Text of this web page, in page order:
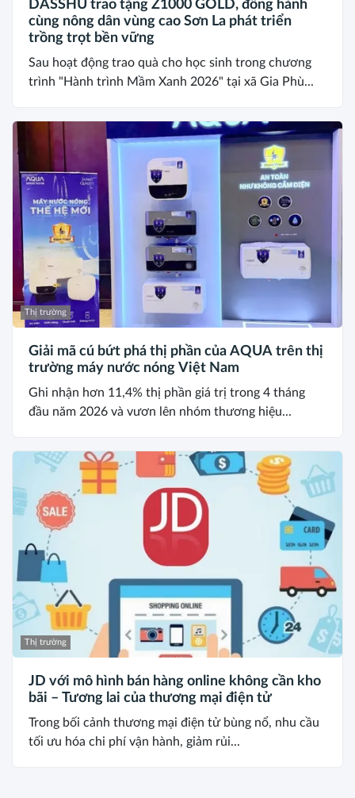
DASSHU trao tặng Z1000 GOLD, đồng hành
cùng nông dân vùng cao Sơn La phát triển
trồng trọt bền vững
Sau hoạt động trao quà cho học sinh trong chương
trình "Hành trình Mầm Xanh 2026" tại xã Gia Phù...
Thị trường
Giải mã cú bứt phá thị phần của AQUA trên thị
trường máy nước nóng Việt Nam
Ghi nhận hơn 11,4% thị phần giá trị trong 4 tháng
đầu năm 2026 và vươn lên nhóm thương hiệu...
Thị trường
JD với mô hình bán hàng online không cần kho
bãi – Tương lai của thương mại điện tử
Trong bối cảnh thương mại điện tử bùng nổ, nhu cầu
tối ưu hóa chi phí vận hành, giảm rủi...